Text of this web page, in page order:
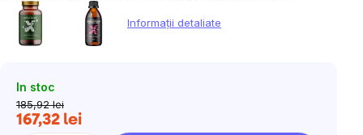
Informaţii detaliate
In stoc
185,92 lei
167,32 leiEvaluare